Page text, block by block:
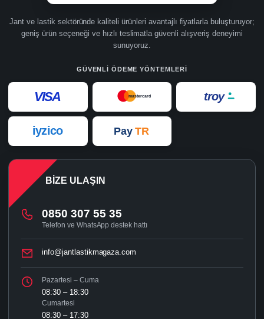
Jant ve lastik sektöründe kaliteli ürünleri avantajlı fiyatlarla buluşturuyor;
geniş ürün seçeneği ve hızlı teslimatla güvenli alışveriş deneyimi
sunuyoruz.
GÜVENLI ÖDEME YÖNTEMLERI
VISA mastercard troy
iyzico Pay TR
BIZE ULAŞIN
0850 307 55 35
Telefon ve WhatsApp destek hattı
info@jantlastikmagaza.com
Pazartesi – Cuma
08:30 – 18:30
Cumartesi
08:30 – 17:30